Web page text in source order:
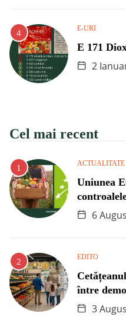
E-URI
E 171
2
Cel mai recent
ACTUALITATE
Uniunea
6
EDITO
între
3